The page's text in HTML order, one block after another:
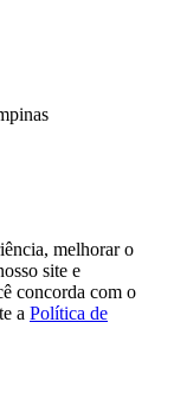
melhorar o
site e
concorda com o
a Política de